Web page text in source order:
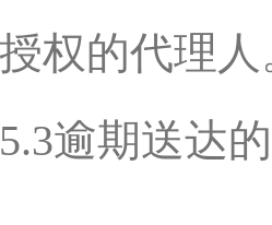
权的代理人
5.3逾期送达